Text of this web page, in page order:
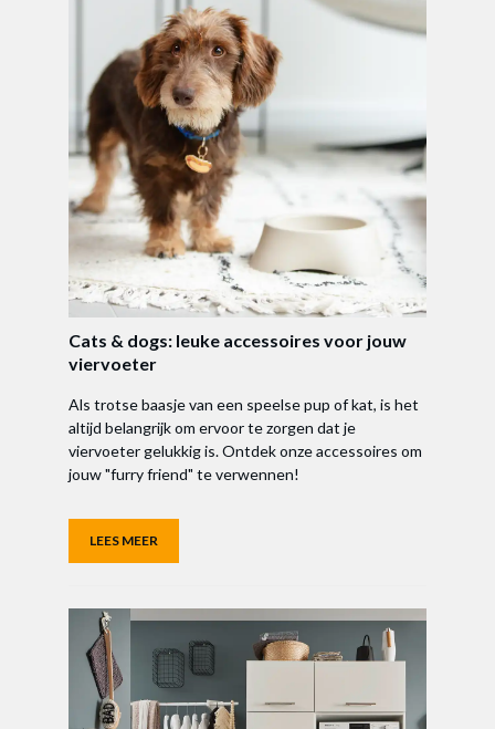
Cats & dogs: leuke accessoires voor jouw
viervoeter
Als trotse baasje van een speelse pup of kat, is het
altijd belangrijk om ervoor te zorgen dat je
viervoeter gelukkig is. Ontdek onze accessoires om
jouw "furry friend" te verwennen!
LEES MEER